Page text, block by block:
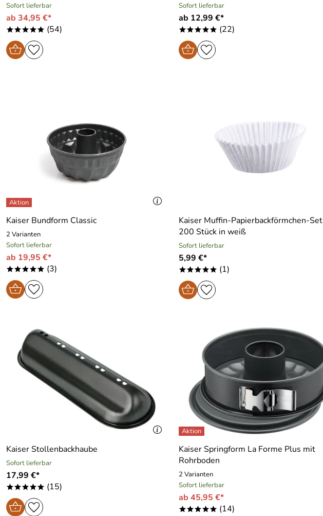
Sofort lieferbar
ab 34,95 €*
***** (54)
Sofort lieferbar
ab 12,99 €*
***** (22)
Kaiser Bundform Classic
2 Varianten
Sofort lieferbar
ab 19,95 €*
***** (3)
Kaiser Muffin-Papierbackförmchen-Set
200 Stück in weiß
Sofort lieferbar
5,99 €*
***** (1)
Kaiser Stollenbackhaube
Sofort lieferbar
17,99 €*
***** (15)
Kaiser Springform La Forme Plus mit
Rohrboden
2 Varianten
Sofort lieferbar
ab 45,95 €*
***** (14)